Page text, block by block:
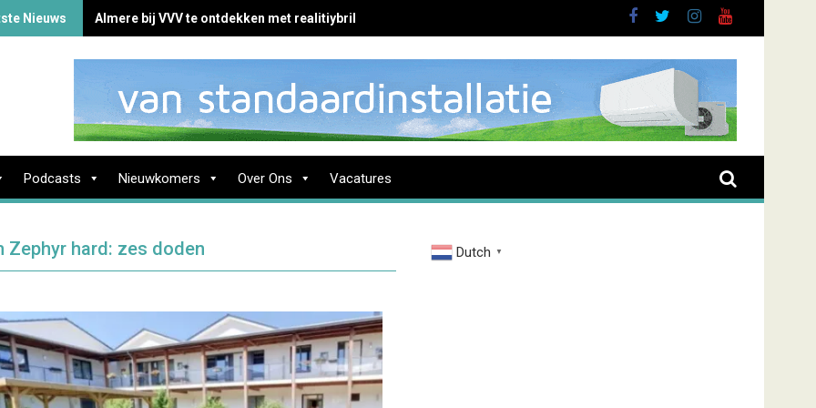
Nieuws Almere bij VVV te ontdekken met realitiybril
Podcasts Nieuwkomers Over Ons Vacatures
hard: zes doden Dutch ▼